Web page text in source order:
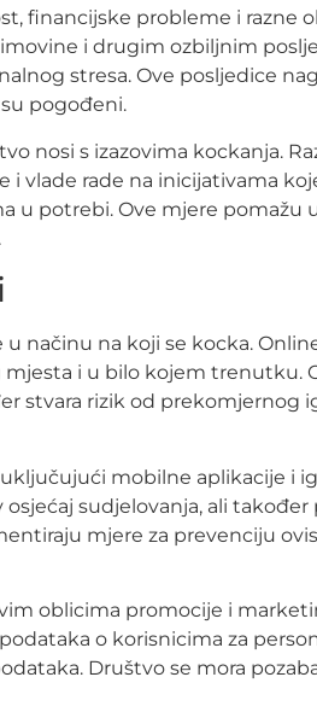
financijske probleme i
i drugim ozbiljnim
stresa. Ove posljedice
pogođeni.
nosi s izazovima kockanja.
i vlade rade na inicijativama
u potrebi. Ove mjere
načinu na koji se kocka.
i u bilo kojem
stvara rizik od prekomjernog
mobilne aplikacije i
sudjelovanja, ali
mjere za prevenciju
oblicima promocije i
o korisnicima za
Društvo se mora